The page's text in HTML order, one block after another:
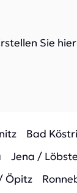
Sie
Bad
Jena /
Öpitz